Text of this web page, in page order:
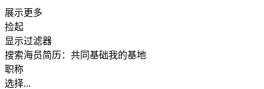
展示更多
捡起
显示过滤器
搜索海员简历： 共同基础我的基地
职称
选择...